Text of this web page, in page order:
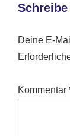
Deine E-
Kommentar